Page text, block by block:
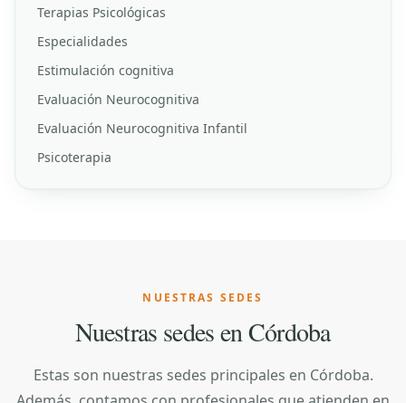
Terapias Psicológicas
Especialidades
Estimulación cognitiva
Evaluación Neurocognitiva
Evaluación Neurocognitiva Infantil
Psicoterapia
NUESTRAS SEDES
Nuestras sedes en Córdoba
Estas son nuestras sedes principales en Córdoba.